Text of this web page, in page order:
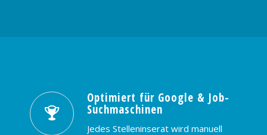
Optimiert für Google & Job-
Suchmaschinen
Jedes Stelleninserat wird manuell